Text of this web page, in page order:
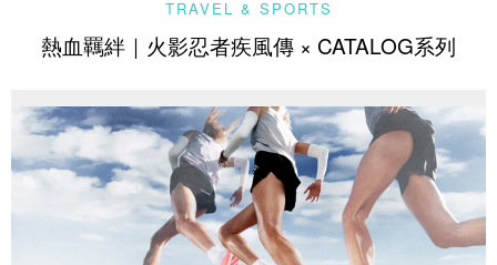
TRAVEL & SPORTS
熱血羈絆｜火影忍者疾風傳 × CATALOG系列